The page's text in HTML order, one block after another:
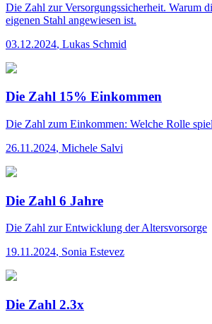
Die Zahl zur Versorgungssicherheit. Warum
eigenen Stahl angewiesen ist.
03.12.2024, Lukas Schmid
Die Zahl 15% Einkommen
Die Zahl zum Einkommen: Welche Rolle
26.11.2024, Michele Salvi
Die Zahl 6 Jahre
Die Zahl zur Entwicklung der Altersvorsorge
19.11.2024, Sonia Estevez
Die Zahl 2.3x